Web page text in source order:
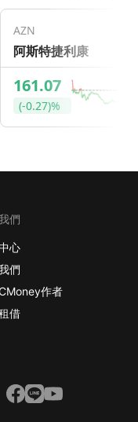
任度將直接動
果」值多少倍本
AZN
阿斯特捷利康
161.07
(-0.27)%
們
心
們
作者
借